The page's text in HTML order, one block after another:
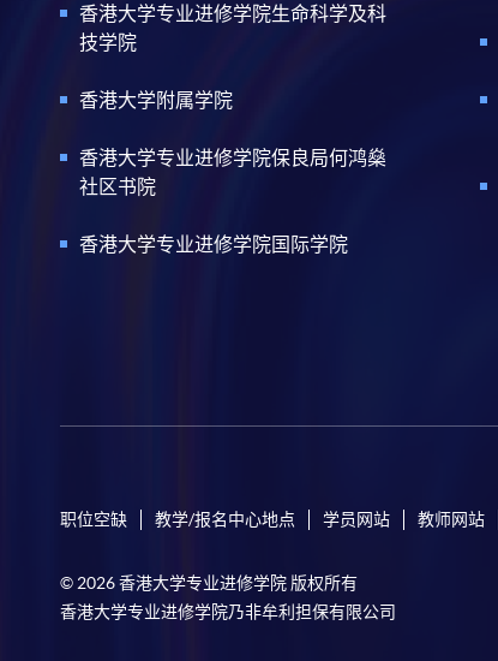
香港大学专业进修学院生命科学及科
技学院
香港大学附属学院
香港大学专业进修学院保良局何鸿燊
社区书院
香港大学专业进修学院国际学院
职位空缺 教学/报名中心地点 学员网站 教师网站
© 2026 香港大学专业进修学院 版权所有
香港大学专业进修学院乃非牟利担保有限公司